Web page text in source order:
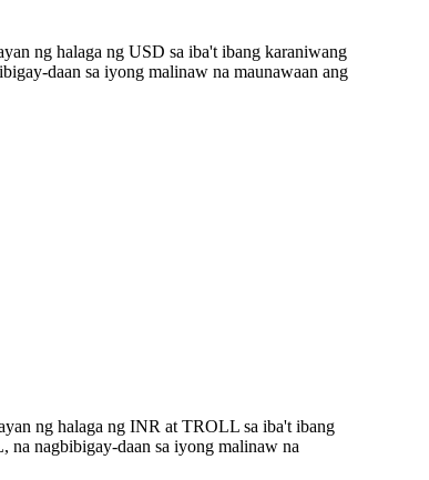
ng halaga ng USD sa iba't ibang karaniwang
daan sa iyong malinaw na maunawaan ang
ng halaga ng INR at TROLL sa iba't ibang
na nagbibigay-daan sa iyong malinaw na